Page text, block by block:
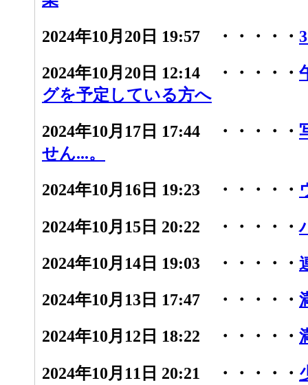
2024年10月20日 19:57 ・・・・・
2024年10月20日 12:14 ・・・・・
グを予定している方へ
2024年10月17日 17:44 ・・・・・
せん...。
2024年10月16日 19:23 ・・・・・
2024年10月15日 20:22 ・・・・・
2024年10月14日 19:03 ・・・・・
2024年10月13日 17:47 ・・・・・
2024年10月12日 18:22 ・・・・・
2024年10月11日 20:21 ・・・・・